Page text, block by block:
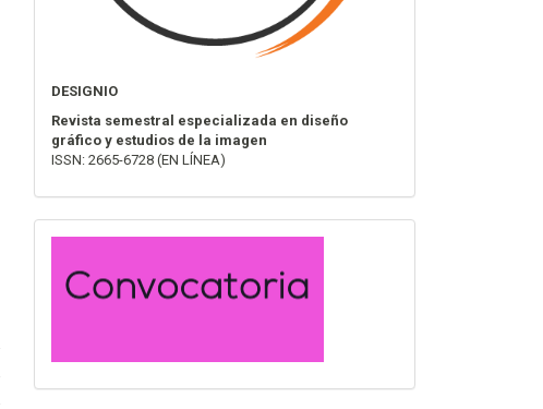
DESIGNIO
Revista semestral especializada en diseño
gráfico y estudios de la imagen
ISSN: 2665-6728 (EN LÍNEA)
convocatoria